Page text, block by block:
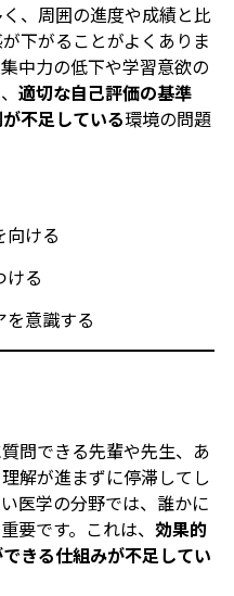
、周囲の進度や成績と比
下がることがよくありま
中力の低下や学習意欲の
適切な自己評価の基準
不足している環境の問題
向ける
ける
意識する
問できる先輩や先生、あ
解が進まずに停滞してし
医学の分野では、誰かに
要です。これは、 効果的
きる仕組みが不足してい